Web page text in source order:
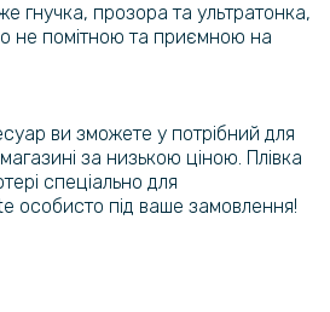
гнучка, прозора та ультратонка,
не помітною та приємною на
ви зможете у потрібний для
за низькою ціною. Плівка
спеціально для
особисто під ваше замовлення!